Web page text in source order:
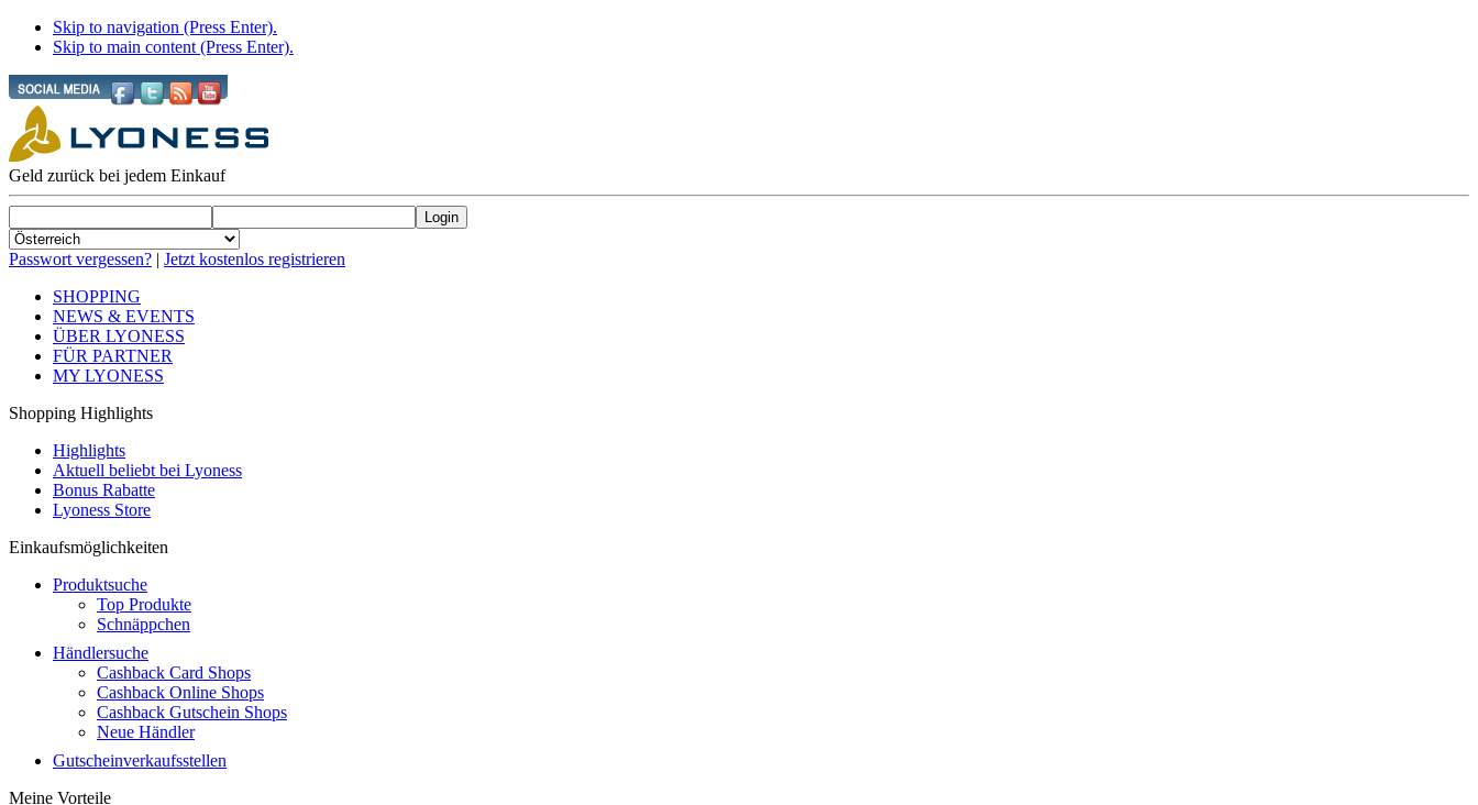
Skip to navigation (Press Enter).
Skip to main content (Press Enter).
Geld zurück bei jedem Einkauf
Passwort vergessen? | Jetzt kostenlos registrieren
SHOPPING
NEWS & EVENTS
ÜBER LYONESS
FÜR PARTNER
MY LYONESS
Shopping Highlights
Highlights
Aktuell beliebt bei Lyoness
Bonus Rabatte
Lyoness Store
Einkaufsmöglichkeiten
Produktsuche
Top Produkte
Schnäppchen
Händlersuche
Cashback Card Shops
Cashback Online Shops
Cashback Gutschein Shops
Neue Händler
Gutscheinverkaufsstellen
Meine Vorteile